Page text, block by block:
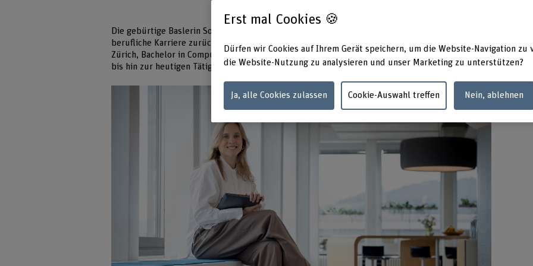
Die gebürtige Baslerin Sophie Haug ist erst 35 Jahre alt, blickt aber schon auf eine lange
berufliche Karriere zurück, die von Konsequenz zeugt: Bachelor in Mathematik an der ETH
Zürich, Bachelor in Computer Science an der BFH-TI, dazu viele Jahre parallele Berufstätigkeit
bis hin zur heutigen Tätigkeit als externe Softwareentwicklerin bei der Zühlke Group.
Erst mal Cookies 🍪
Dürfen wir Cookies auf Ihrem Gerät speichern, um die Website-Navigation zu
die Website-Nutzung zu analysieren und unser Marketing zu unterstützen?
Ja, alle Cookies zulassen Cookie-Auswahl treffen Nein, ablehnen